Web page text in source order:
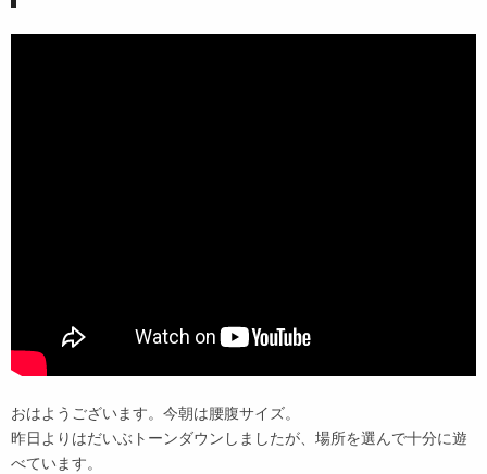
おはようございます。今朝は腰腹サイズ。
昨日よりはだいぶトーンダウンしましたが、場所を選んで十分に遊
べています。